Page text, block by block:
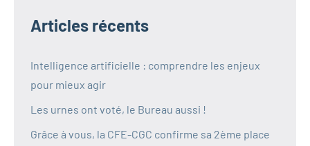
Articles récents
Intelligence artificielle : comprendre les enjeux
pour mieux agir
Les urnes ont voté, le Bureau aussi !
Grâce à vous, la CFE-CGC confirme sa 2ème place